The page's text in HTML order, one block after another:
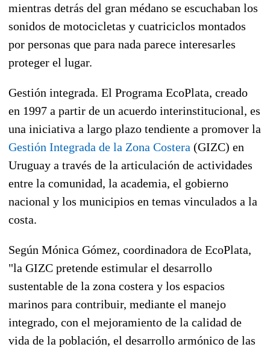
mientras detrás del gran médano se escuchaban los
sonidos de motocicletas y cuatriciclos montados
por personas que para nada parece interesarles
proteger el lugar.
Gestión integrada. El Programa EcoPlata, creado
en 1997 a partir de un acuerdo interinstitucional, es
una iniciativa a largo plazo tendiente a promover la
Gestión Integrada de la Zona Costera (GIZC) en
Uruguay a través de la articulación de actividades
entre la comunidad, la academia, el gobierno
nacional y los municipios en temas vinculados a la
costa.
Según Mónica Gómez, coordinadora de EcoPlata,
"la GIZC pretende estimular el desarrollo
sustentable de la zona costera y los espacios
marinos para contribuir, mediante el manejo
integrado, con el mejoramiento de la calidad de
vida de la población, el desarrollo armónico de las